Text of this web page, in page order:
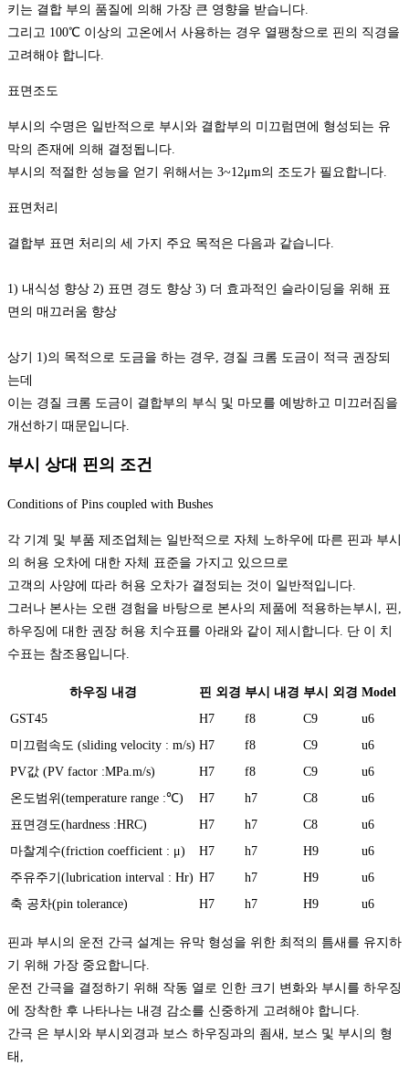
키는 결합 부의 품질에 의해 가장 큰 영향을 받습니다.
그리고 100℃ 이상의 고온에서 사용하는 경우 열팽창으로 핀의 직경을
고려해야 합니다.
표면조도
부시의 수명은 일반적으로 부시와 결합부의 미끄럼면에 형성되는 유
막의 존재에 의해 결정됩니다.
부시의 적절한 성능을 얻기 위해서는 3~12μm의 조도가 필요합니다.
표면처리
결합부 표면 처리의 세 가지 주요 목적은 다음과 같습니다.
1) 내식성 향상 2) 표면 경도 향상 3) 더 효과적인 슬라이딩을 위해 표
면의 매끄러움 향상
상기 1)의 목적으로 도금을 하는 경우, 경질 크롬 도금이 적극 권장되
는데
이는 경질 크롬 도금이 결합부의 부식 및 마모를 예방하고 미끄러짐을
개선하기 때문입니다.
부시 상대 핀의 조건
Conditions of Pins coupled with Bushes
각 기계 및 부품 제조업체는 일반적으로 자체 노하우에 따른 핀과 부시
의 허용 오차에 대한 자체 표준을 가지고 있으므로
고객의 사양에 따라 허용 오차가 결정되는 것이 일반적입니다.
그러나 본사는 오랜 경험을 바탕으로 본사의 제품에 적용하는부시, 핀,
하우징에 대한 권장 허용 치수표를 아래와 같이 제시합니다. 단 이 치
수표는 참조용입니다.
하우징 내경 핀 외경 부시 내경 부시 외경 Model
GST45
H7 f8 C9
u6
미끄럼속도 (sliding velocity : m/s) H7 f8 C9
u6
PV값 (PV factor :MPa.m/s)
H7 f8 C9
u6
온도범위(temperature range :℃)
H7 h7 C8
u6
표면경도(hardness :HRC)
H7 h7 C8
u6
마찰계수(friction coefficient : μ)
H7 h7 H9
u6
주유주기(lubrication interval : Hr) H7 h7 H9
u6
축 공차(pin tolerance)
H7 h7 H9 u6
핀과 부시의 운전 간극 설계는 유막 형성을 위한 최적의 틈새를 유지하
기 위해 가장 중요합니다.
운전 간극을 결정하기 위해 작동 열로 인한 크기 변화와 부시를 하우징
에 장착한 후 나타나는 내경 감소를 신중하게 고려해야 합니다.
간극 은 부시와 부시외경과 보스 하우징과의 죔새, 보스 및 부시의 형
태,